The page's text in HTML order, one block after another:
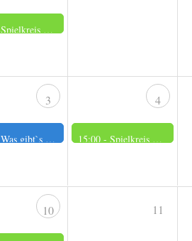
Spielkreis der Frauen
3
Was gibt`s Neues?
4
15:00 -Spielkreis der Männer
10 11